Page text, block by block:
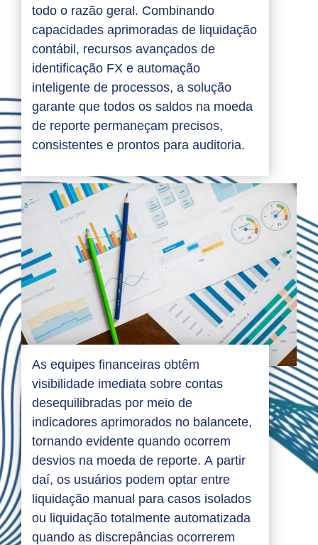
todo o razão geral. Combinando
capacidades aprimoradas de liquidação
contábil, recursos avançados de
identificação FX e automação
inteligente de processos, a solução
garante que todos os saldos na moeda
de reporte permaneçam precisos,
consistentes e prontos para auditoria.
As equipes financeiras obtêm
visibilidade imediata sobre contas
desequilibradas por meio de
indicadores aprimorados no balancete,
tornando evidente quando ocorrem
desvios na moeda de reporte. A partir
daí, os usuários podem optar entre
liquidação manual para casos isolados
ou liquidação totalmente automatizada
quando as discrepâncias ocorrerem